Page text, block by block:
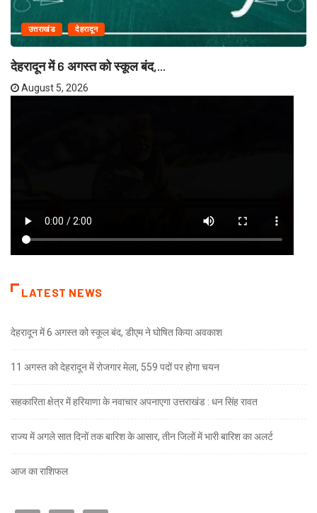
उत्तराखंड देहरादून
देहरादून में 6 अगस्त को स्कूल बंद,...
August 5, 2026
LATEST NEWS
देहरादून में 6 अगस्त को स्कूल बंद, डीएम ने घोषित किया अवकाश
11 अगस्त को देहरादून में रोजगार मेला, 559 पदों पर होगा चयन
सहकारिता क्षेत्र में हरियाणा के नवाचार अपनाएगा उत्तराखंड : धन सिंह रावत
राज्य में अगले सात दिनों तक बारिश के आसार, तीन जिलों में भारी बारिश का अलर्ट
आज का राशिफल